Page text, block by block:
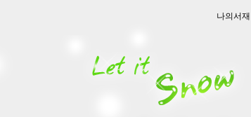
나의서재